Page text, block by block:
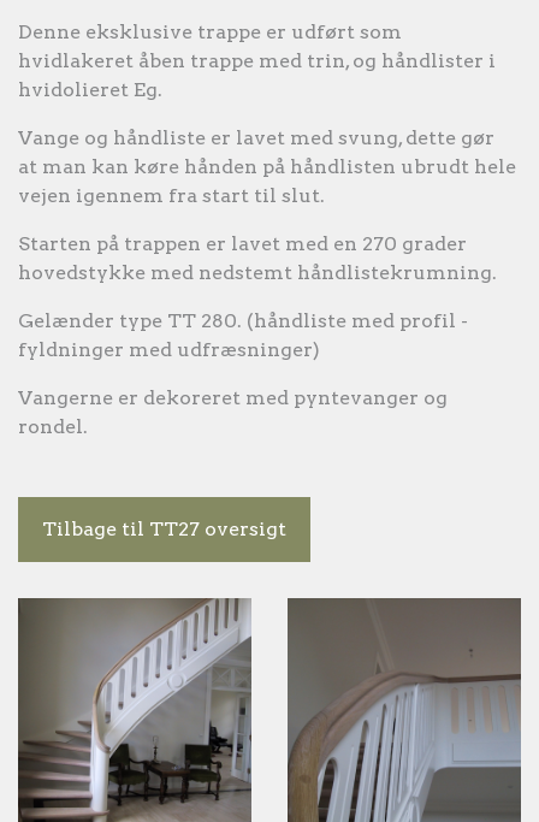
Denne eksklusive trappe er udført som
hvidlakeret åben trappe med trin, og håndlister i
hvidolieret Eg.
Vange og håndliste er lavet med svung, dette gør
at man kan køre hånden på håndlisten ubrudt hele
vejen igennem fra start til slut.
Starten på trappen er lavet med en 270 grader
hovedstykke med nedstemt håndlistekrumning.
Gelænder type TT 280. (håndliste med profil -
fyldninger med udfræsninger)
Vangerne er dekoreret med pyntevanger og
rondel.
Tilbage til TT27 oversigt